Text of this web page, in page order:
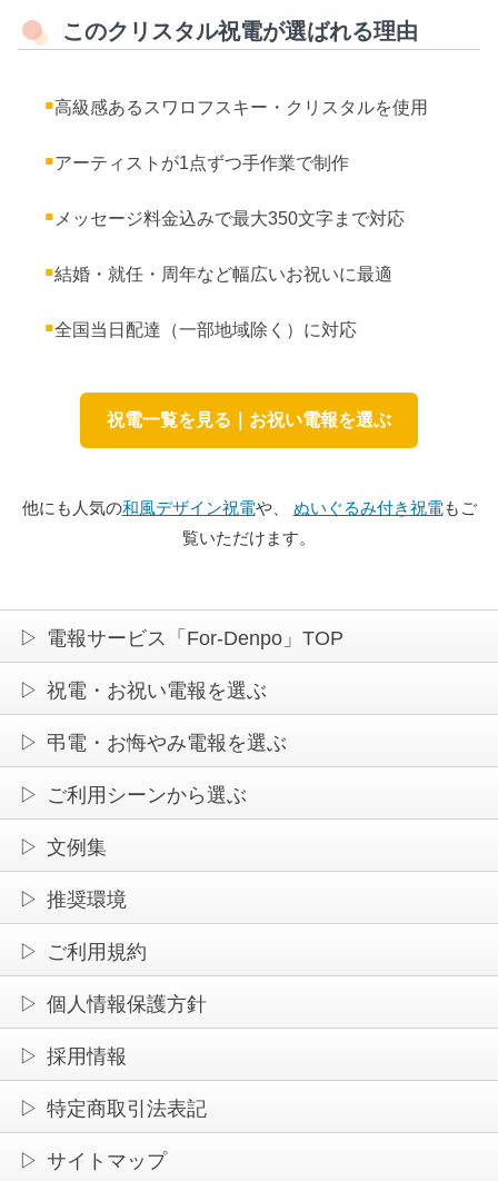
このクリスタル祝電が選ばれる理由
高級感あるスワロフスキー・クリスタルを使用
アーティストが1点ずつ手作業で制作
メッセージ料金込みで最大350文字まで対応
結婚・就任・周年など幅広いお祝いに最適
全国当日配達（一部地域除く）に対応
祝電一覧を見る｜お祝い電報を選ぶ
他にも人気の和風デザイン祝電や、 ぬいぐるみ付き祝電もご
覧いただけます。
電報サービス「For-Denpo」TOP
祝電・お祝い電報を選ぶ
弔電・お悔やみ電報を選ぶ
ご利用シーンから選ぶ
文例集
推奨環境
ご利用規約
個人情報保護方針
採用情報
特定商取引法表記
サイトマップ